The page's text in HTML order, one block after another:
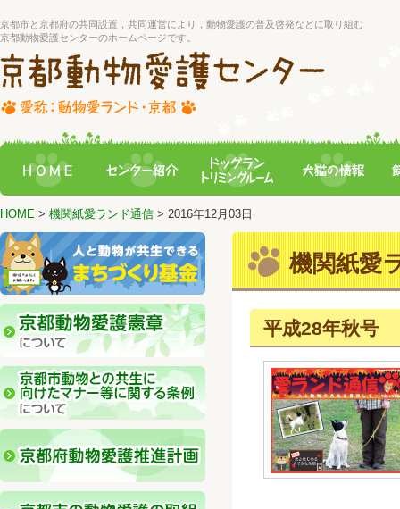
京都市と京都府の共同設置，共同運営により，動物愛護の普及啓発などに取り組む
京都動物愛護センターのホームページです。
HOME > 機関紙愛ランド通信 > 2016年12月03日
機関紙愛
平成28年秋号